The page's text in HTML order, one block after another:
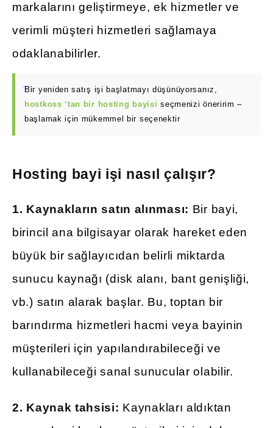
markalarını geliştirmeye, ek hizmetler ve
verimli müşteri hizmetleri sağlamaya
odaklanabilirler.
Bir yeniden satış işi başlatmayı düşünüyorsanız,
hostkoss ‘tan bir hosting bayisi seçmenizi öneririm –
başlamak için mükemmel bir seçenektir
Hosting bayi işi nasıl çalışır?
1. Kaynakların satın alınması: Bir bayi,
birincil ana bilgisayar olarak hareket eden
büyük bir sağlayıcıdan belirli miktarda
sunucu kaynağı (disk alanı, bant genişliği,
vb.) satın alarak başlar. Bu, toptan bir
barındırma hizmetleri hacmi veya bayinin
müşterileri için yapılandırabileceği ve
kullanabileceği sanal sunucular olabilir.
2. Kaynak tahsisi: Kaynakları aldıktan